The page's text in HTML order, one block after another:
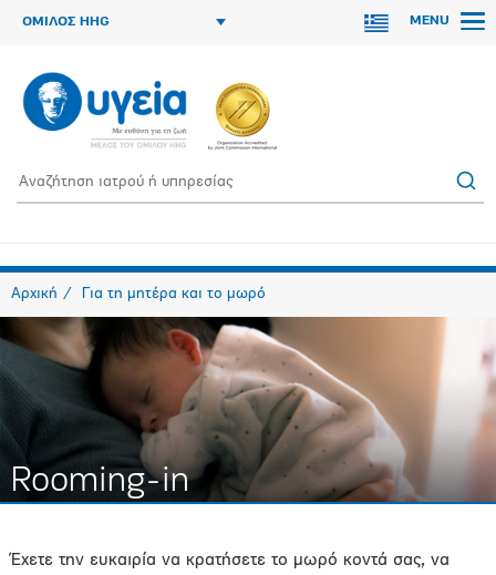
ΟΜΙΛΟΣ HHG MENU
Αρχική Για τη μητέρα και το μωρό
Rooming-in
Έχετε την ευκαιρία να κρατήσετε το μωρό κοντά σας, να